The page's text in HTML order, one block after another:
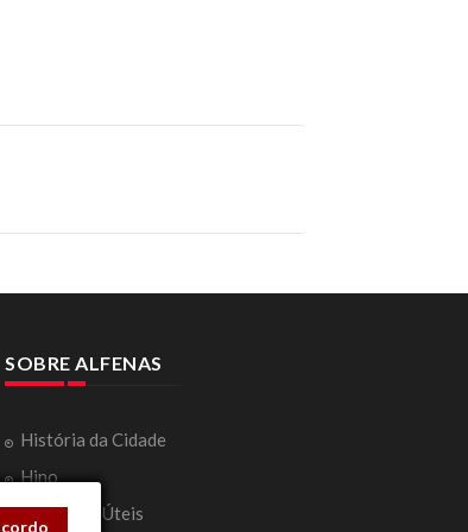
SOBRE ALFENAS
História da Cidade
Hino
Telefones Úteis